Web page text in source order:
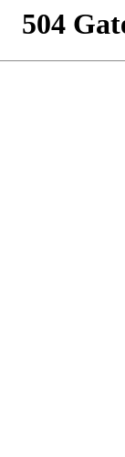
504